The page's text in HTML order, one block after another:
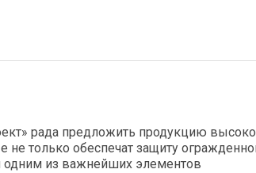
рада предложить продукцию
не только обеспечат защиту
одним из важнейших элементов